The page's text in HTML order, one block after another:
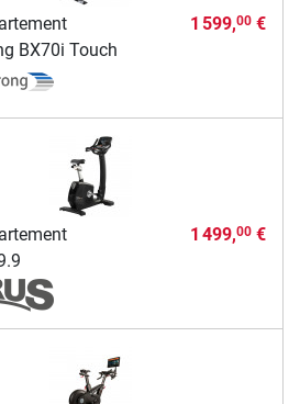
BX70i Touch
1 599,00€
1 499,00€